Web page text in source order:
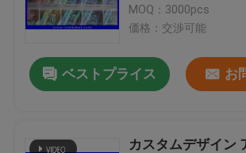
注文のレーザー光線写真ステッカー
小さいガラス ガラスびん
帽子を離れたフリップ
テッカー
MOQ：3000pcs
価格：交渉可能
ベストプライス お
カスタムデザイン